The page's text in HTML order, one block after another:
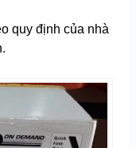
quy định của nhà